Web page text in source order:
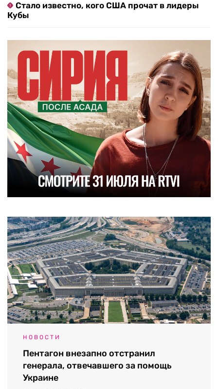
Стало известно, кого США прочат в лидеры
Кубы
НОВОСТИ
Пентагон внезапно отстранил
генерала, отвечавшего за помощь
Украине